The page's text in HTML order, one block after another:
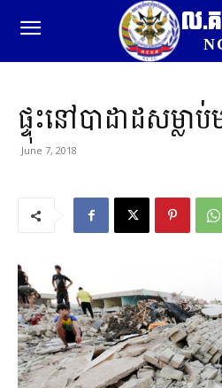
ល.
ផ្ទុះនៅបាដាដសម្ល
June 7, 2018